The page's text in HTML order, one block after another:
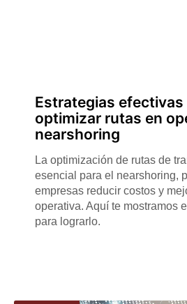
Estrategias efectivas
optimizar rutas en
nearshoring
La optimización de rutas de
esencial para el nearshoring,
empresas reducir costos y
operativa. Aquí te mostramos
para lograrlo.